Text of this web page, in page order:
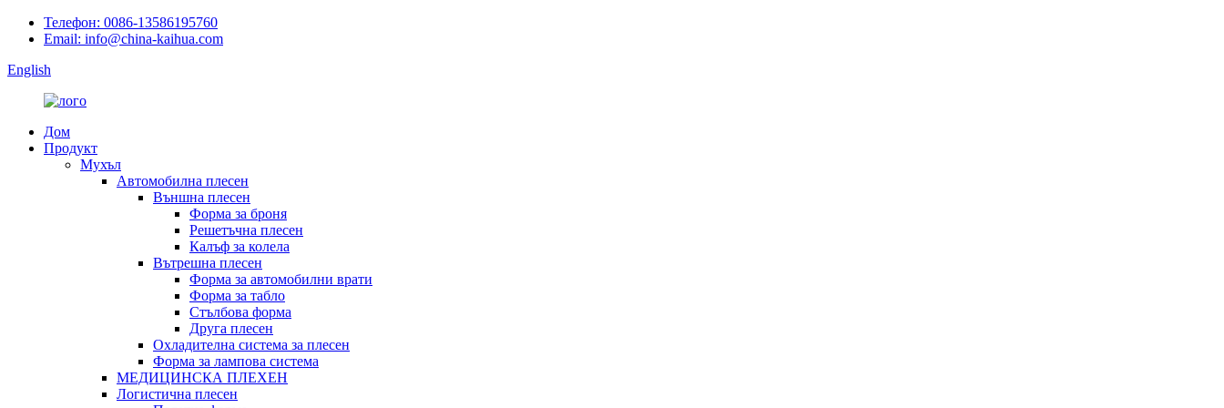
Телефон: 0086-13586195760
Email: info@china-kaihua.com
English
Дом
Продукт
Мухъл
Автомобилна плесен
Външна плесен
Форма за броня
Решетъчна плесен
Калъф за колела
Вътрешна плесен
Форма за автомобилни врати
Форма за табло
Стълбова форма
Друга плесен
Охладителна система за плесен
Форма за лампова система
МЕДИЦИНСКА ПЛЕХЕН
Логистична плесен